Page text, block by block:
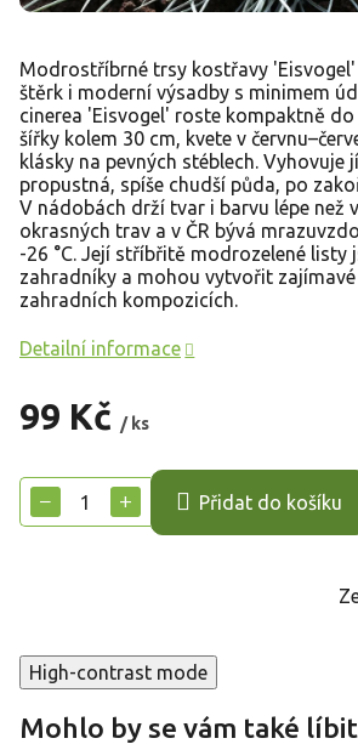
99 Kč / ks
cena:
+
− Přidat do košíku
Modrostříbrné trsy kostřavy 'Eisvogel'
štěrk i moderní výsadby s minimem
cinerea 'Eisvogel' roste kompaktně
šířky kolem 30 cm, kvete v
klásky na pevných stéblech. Vyhovuje
propustná, spíše chudší půda, po
V nádobách drží tvar i barvu lépe než
okrasných trav a v ČR bývá
-26 °C. Její stříbřitě modrozelené listy
zahradníky a mohou vytvořit
zahradních kompozicích.
Detailní informace
High-contrast mode
Mohlo by se vám také líbit